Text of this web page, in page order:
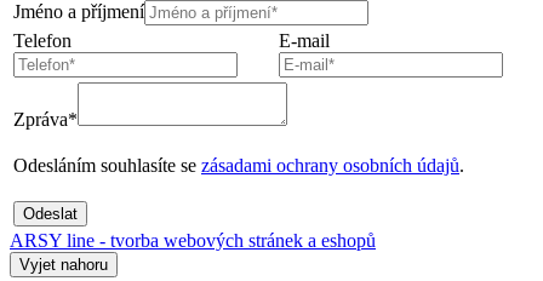
Jméno a příjmení
Telefon
E-mail
Zpráva*
Odesláním souhlasíte se zásadami ochrany osobních údajů.
Odeslat
ARSY line - tvorba webových stránek a eshopů
Vyjet nahoru